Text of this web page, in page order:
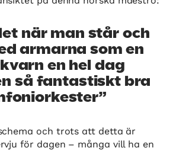
när man står och
armarna som en
en hel dag
så fantastiskt bra
och trots att detta är
för dagen – många vill ha en